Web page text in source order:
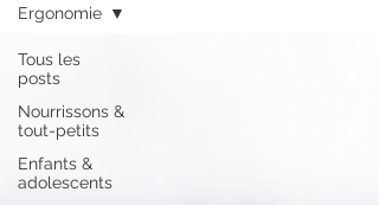
Tous les
posts
Nourrissons &
tout-petits
Enfants &
adolescents
Ergonomie